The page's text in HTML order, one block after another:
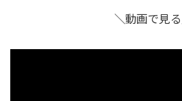
＼動画で見